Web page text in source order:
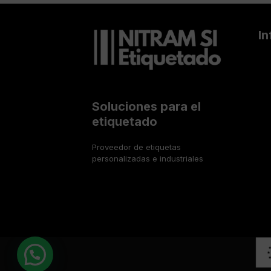
c
Soluciones para el
etiquetado
Proveedor de etiquetas
personalizadas e industriales